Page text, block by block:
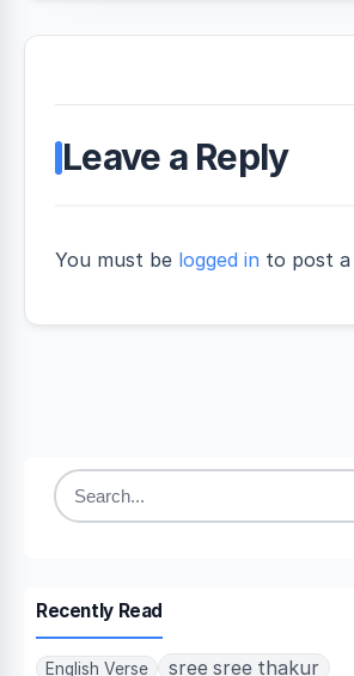
Leave a Reply
You must be logged in to post a
Search
Recently Read
English Verse sree sree thakur